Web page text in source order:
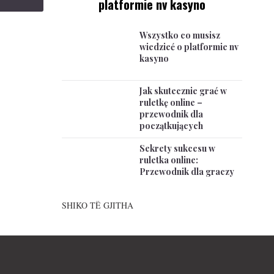
platformie nv kasyno
Wszystko co musisz
wiedzieć o platformie nv
kasyno
Jak skutecznie grać w
ruletkę online –
przewodnik dla
początkujących
Sekrety sukcesu w
ruletka online:
Przewodnik dla graczy
SHIKO TË GJITHA